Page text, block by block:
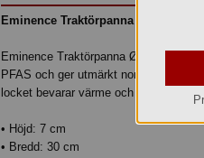
Eminence Traktörpanna Ø30 cm
Eminence Traktörpanna Ø30 cm är
PFAS och ger utmärkt non-stick. 3-
locket bevarar värme och fukt, och
• Höjd: 7 cm
• Bredd: 30 cm